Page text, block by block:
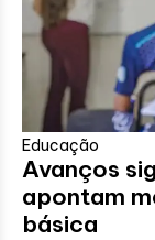
Educação
Avanços
apontam
básica